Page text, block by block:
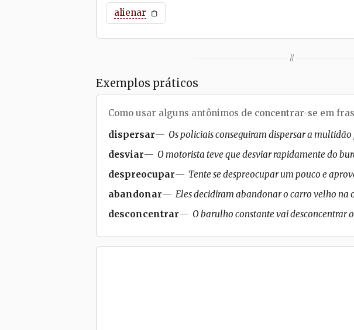
alienar
//
Exemplos práticos
Como usar alguns antônimos de concentrar-se em
dispersar
Os policiais conseguiram dispersar a
desviar
O motorista teve que desviar rapidamente do
despreocupar
Tente se despreocupar um pouco e
abandonar
Eles decidiram abandonar o carro velho na
desconcentrar
O barulho constante vai desconcentrar